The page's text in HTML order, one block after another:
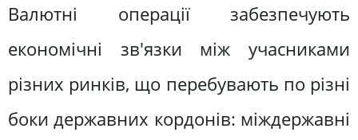
Валютні операції забезпечують
економічні зв'язки між учасниками
різних ринків, що перебувають по різні
боки державних кордонів: міждержавні